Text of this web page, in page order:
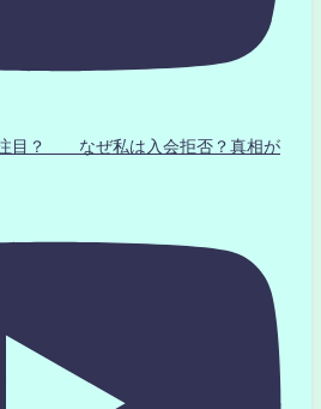
注目？ なぜ私は入会拒否？真相が